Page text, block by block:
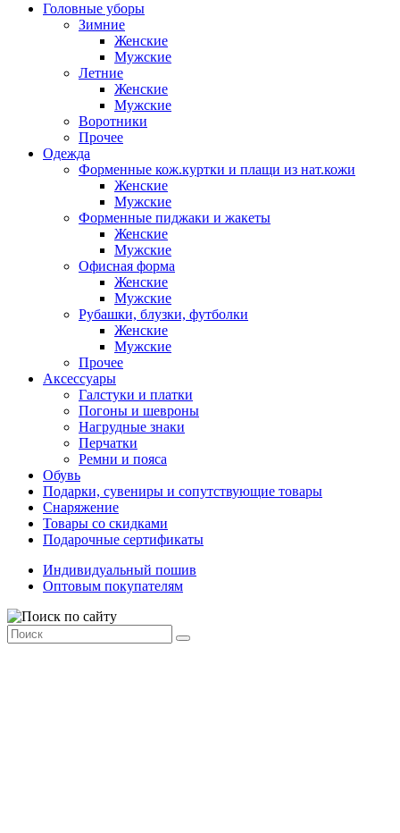
Головные уборы
Зимние
Женские
Мужские
Летние
Женские
Мужские
Воротники
Прочее
Одежда
Форменные кож.куртки и плащи из нат.кожи
Женские
Мужские
Форменные пиджаки и жакеты
Женские
Мужские
Офисная форма
Женские
Мужские
Рубашки, блузки, футболки
Женские
Мужские
Прочее
Аксессуары
Галстуки и платки
Погоны и шевроны
Нагрудные знаки
Перчатки
Ремни и пояса
Обувь
Подарки, сувениры и сопутствующие товары
Снаряжение
Товары со скидками
Подарочные сертификаты
Индивидуальный пошив
Оптовым покупателям